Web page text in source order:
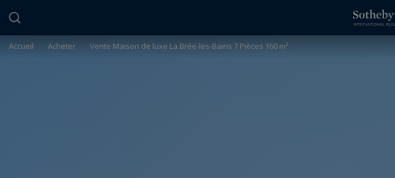
Accueil > Acheter > Vente Maison de luxe La Brée-les-Bains 7 Pièces 160 m²